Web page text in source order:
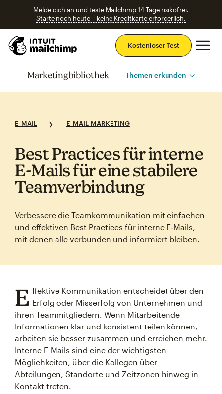
Melde dich an und teste Mailchimp 14 Tage risikofrei.
Starte noch heute – keine Kreditkarte erforderlich.
Kostenloser Test
Marketingbibliothek Themen erkunden
E-MAIL E-MAIL-MARKETING
Best Practices für interne
E‑Mails für eine stabilere
Teamverbindung
Verbessere die Teamkommunikation mit einfachen
und effektiven Best Practices für interne E‑Mails,
mit denen alle verbunden und informiert bleiben.
E ffektive Kommunikation entscheidet über den
Erfolg oder Misserfolg von Unternehmen und
ihren Teammitgliedern. Wenn Mitarbeitende
Informationen klar und konsistent teilen können,
arbeiten sie besser zusammen und erreichen mehr.
Interne E-Mails sind eine der wichtigsten
Möglichkeiten, über die Kollegen über
Abteilungen, Standorte und Zeitzonen hinweg in
Kontakt treten.